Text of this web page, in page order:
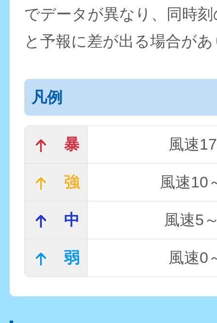
でデータが異なり、同時
と予報に差が出る場合が
凡例
暴 風速
強 風速10
中 風速5
弱 風速0